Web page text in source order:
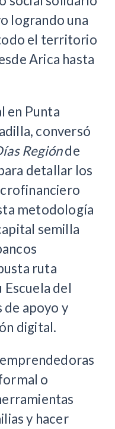
logrando una
el territorio
Arica hasta
en Punta
conversó
Regiónde
detallar los
metodología
semilla
ruta
Escuela del
apoyo y
digital.
o
y hacer